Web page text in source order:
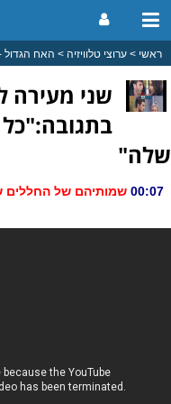
ראשי ערוצי טלוויזיה האח הגדול -
שני מעירה
שלה"